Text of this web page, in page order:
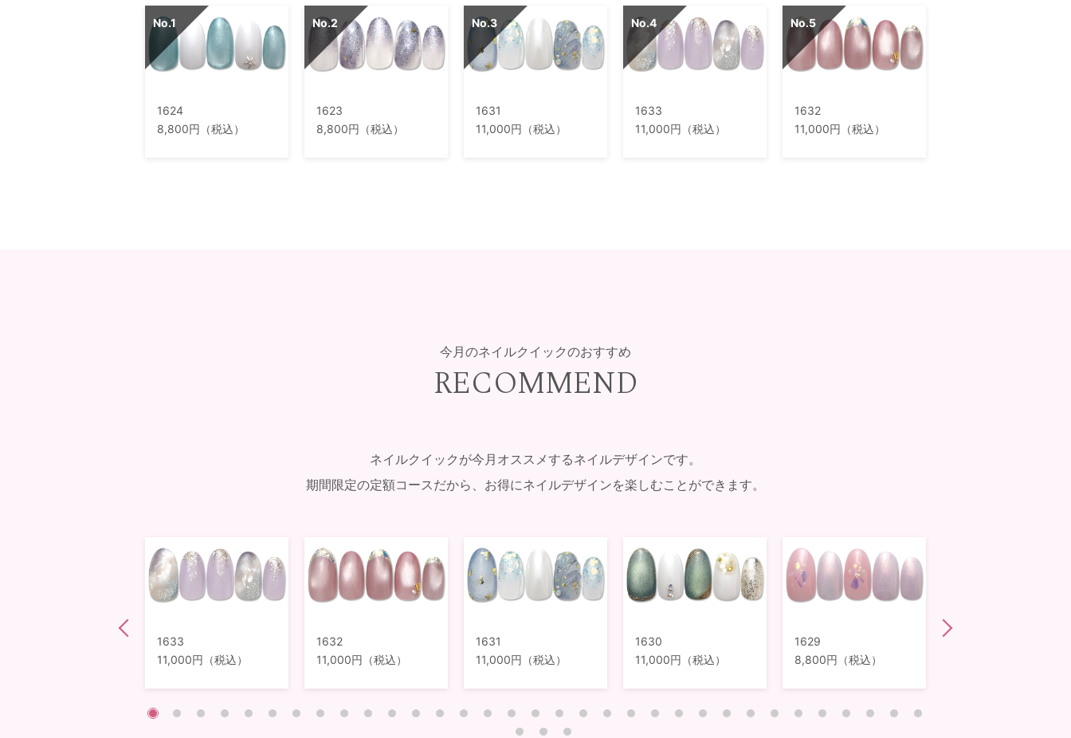
1624
8,800円（税込）
1623
8,800円（税込）
1631
11,000円（税込）
1633
11,000円（税込）
1632
11,000円（税込）
今月のネイルクイックのおすすめ
RECOMMEND
ネイルクイックが今月オススメするネイルデザインです。
期間限定の定額コースだから、お得にネイルデザインを楽しむことができます。
1633
11,000円（税込）
1632
11,000円（税込）
1631
11,000円（税込）
1630
11,000円（税込）
1629
8,800円（税込）